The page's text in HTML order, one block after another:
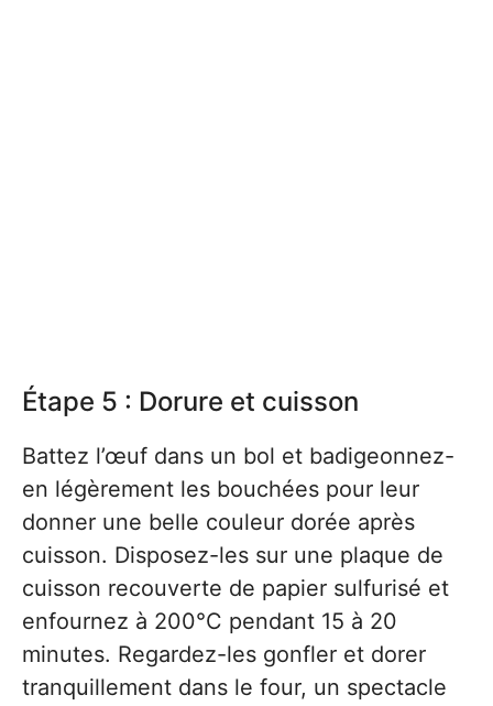
Étape 5 : Dorure et cuisson
Battez l’œuf dans un bol et badigeonnez-
en légèrement les bouchées pour leur
donner une belle couleur dorée après
cuisson. Disposez-les sur une plaque de
cuisson recouverte de papier sulfurisé et
enfournez à 200°C pendant 15 à 20
minutes. Regardez-les gonfler et dorer
tranquillement dans le four, un spectacle